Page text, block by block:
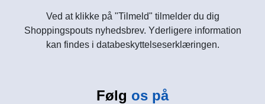
Ved at klikke på "Tilmeld" tilmelder du dig
Shoppingspouts nyhedsbrev. Yderligere information
kan findes i databeskyttelseserklæringen.
Følg os på